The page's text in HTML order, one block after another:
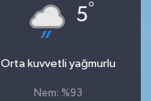
5°
Orta kuvvetli yağmurlu
Nem: %93